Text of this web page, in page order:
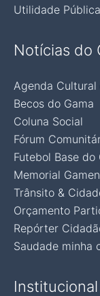
Utilidade Pública
Notícias do
Agenda
Becos do Gama
Coluna Social
Fórum
Futebol Base do
Memorial
Trânsito &
Orçamento
Repórter
Saudade minha
Institucional